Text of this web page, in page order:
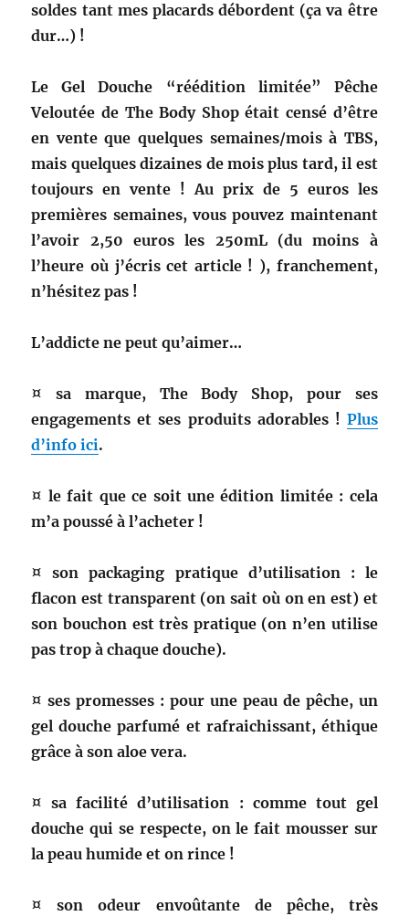
soldes tant mes placards débordent (ça va être
dur…) !
Le Gel Douche “réédition limitée” Pêche
Veloutée de The Body Shop était censé d’être
en vente que quelques semaines/mois à TBS,
mais quelques dizaines de mois plus tard, il est
toujours en vente ! Au prix de 5 euros les
premières semaines, vous pouvez maintenant
l’avoir 2,50 euros les 250mL (du moins à
l’heure où j’écris cet article ! ), franchement,
n’hésitez pas !
L’addicte ne peut qu’aimer…
¤ sa marque, The Body Shop, pour ses
engagements et ses produits adorables ! Plus
d’info ici.
¤ le fait que ce soit une édition limitée : cela
m’a poussé à l’acheter !
¤ son packaging pratique d’utilisation : le
flacon est transparent (on sait où on en est) et
son bouchon est très pratique (on n’en utilise
pas trop à chaque douche).
¤ ses promesses : pour une peau de pêche, un
gel douche parfumé et rafraichissant, éthique
grâce à son aloe vera.
¤ sa facilité d’utilisation : comme tout gel
douche qui se respecte, on le fait mousser sur
la peau humide et on rince !
¤ son odeur envoûtante de pêche, très